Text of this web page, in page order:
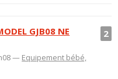
2
GJB08 NE
— Equipement bébé,